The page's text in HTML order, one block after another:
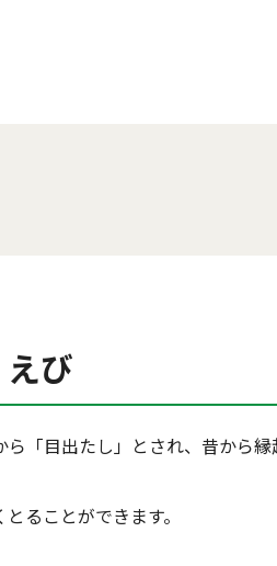
び
「目出たし」とされ、昔から
ることができます。